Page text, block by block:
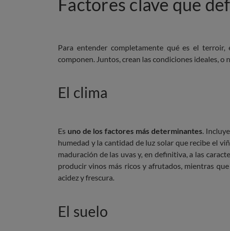
Para entender completamente qué es el
componen. Juntos, crean las condiciones ideales, o
El clima
Es uno de los factores más determinantes.
humedad y la cantidad de luz solar que recibe el
maduración de las uvas y, en definitiva, a las
producir vinos más ricos y afrutados, mientras
acidez y frescura.
El suelo